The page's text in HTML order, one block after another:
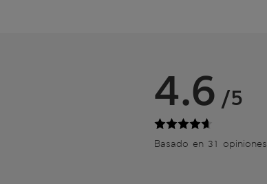
4.6 /5
Basado en 31 opiniones